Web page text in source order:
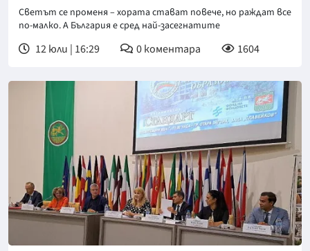
Светът се променя – хората стават повече, но раждат все
по-малко. А България е сред най-засегнатите
12 юли | 16:29 0коментара 1604